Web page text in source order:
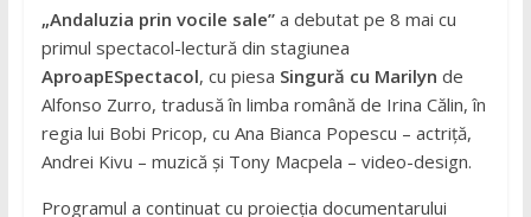
„Andaluzia prin vocile sale” a debutat pe 8 mai cu
primul spectacol-lectură din stagiunea
AproapESpectacol, cu piesa Singură cu Marilyn de
Alfonso Zurro, tradusă în limba română de Irina Călin, în
regia lui Bobi Pricop, cu Ana Bianca Popescu – actriță,
Andrei Kivu – muzică și Tony Macpela – video-design.
Programul a continuat cu proiecția documentarului